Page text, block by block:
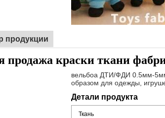
продукции
продажа краски ткани
вельбоа ДТИ/ФДИ 0.5мм-
образом для одежды,
Детали продукта
Ткань